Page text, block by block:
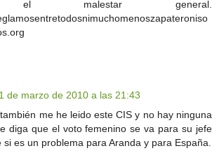
el malestar general.
de marzo de 2010 a las 21:43
me he leido este CIS y no hay ninguna
diga que el voto femenino se va para su jefe
si es un problema para Aranda y para España.